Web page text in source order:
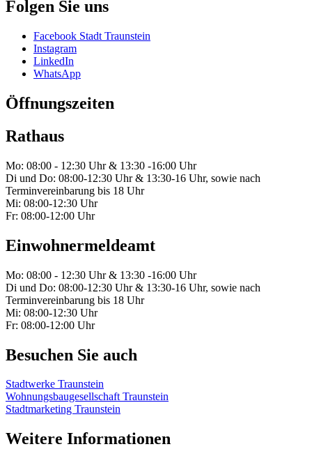
Folgen Sie uns
Facebook Stadt Traunstein
Instagram
LinkedIn
WhatsApp
Öffnungszeiten
Rathaus
Mo: 08:00 - 12:30 Uhr & 13:30 -16:00 Uhr
Di und Do: 08:00-12:30 Uhr & 13:30-16 Uhr, sowie nach
Terminvereinbarung bis 18 Uhr
Mi: 08:00-12:30 Uhr
Fr: 08:00-12:00 Uhr
Einwohnermeldeamt
Mo: 08:00 - 12:30 Uhr & 13:30 -16:00 Uhr
Di und Do: 08:00-12:30 Uhr & 13:30-16 Uhr, sowie nach
Terminvereinbarung bis 18 Uhr
Mi: 08:00-12:30 Uhr
Fr: 08:00-12:00 Uhr
Besuchen Sie auch
Stadtwerke Traunstein
Wohnungsbaugesellschaft Traunstein
Stadtmarketing Traunstein
Weitere Informationen